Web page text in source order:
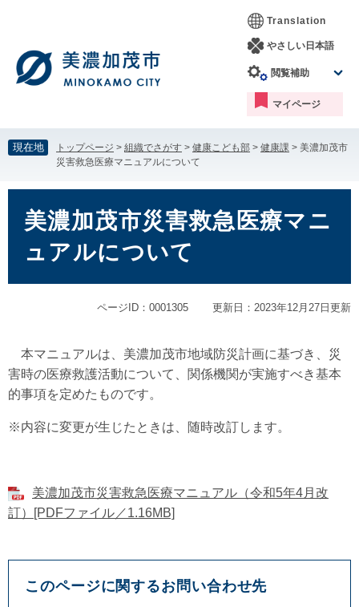
す。
し
て
本
へ
Translation
やさしい日本語
閲覧補助
マイページ
現在地 トップページ > 組織でさがす > 健康こども部 > 健康課 > 美濃加茂市
災害救急医療マニュアルについて
美濃加茂市災害救急医療マニ
ュアルについて
ページID：0001305 更新日：2023年12月27日更新
本マニュアルは、美濃加茂市地域防災計画に基づき、災
害時の医療救護活動について、関係機関が実施すべき基本
的事項を定めたものです。
※内容に変更が生じたときは、随時改訂します。
美濃加茂市災害救急医療マニュアル（令和5年4月改
訂）[PDFファイル／1.16MB]
このページに関するお問い合わせ先